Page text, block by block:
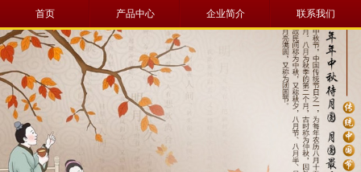
首页 产品中心 企业简介 联系我们